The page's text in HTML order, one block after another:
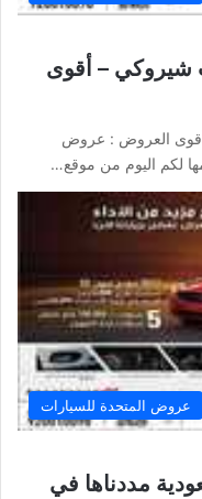
شيروكي – أقوى
العروض : عروض
عروض المتحدة للسيارات
مددناها في